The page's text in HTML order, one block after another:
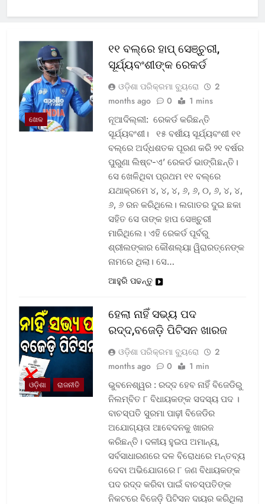
ଖେଳ
୧୧ ବଲ୍‌ରେ ହାପ୍ ସେଞ୍ଚୁରୀ,
ସୂର୍ଯ୍ୟବଂଶୀଙ୍କ ରେକର୍ଡ
ଓଡ଼ିଶା ପରିକ୍ରମା ବ୍ୟୁରୋ
2
months ago
0 1 mins
ନୂଆଦିଲ୍ଲୀ: ରେକର୍ଡ କରିଛନ୍ତି
ସୂର୍ଯ୍ୟବଂଶୀ। ୧୫ ବର୍ଷୀୟ ସୂର୍ଯ୍ୟବଂଶୀ ୧୧
ବଲ୍‌ରେ ଅର୍ଦ୍ଧଶତକ ପୂରଣ କରି ୨୧ ବର୍ଷର
ପୁରୁଣା ଲିଷ୍ଟ-ଏ’ ରେକର୍ଡ ଭାଙ୍ଗିଛନ୍ତି।
ସେ ଖେଳିଥିବା ପ୍ରଥମ ୧୧ ବଲ୍‌ରେ
ଯଥାକ୍ରମେ ୪, ୪, ୪, ୬, ୬, ୦, ୬, ୪, ୪,
୬, ୬ ରନ କରିଥିଲେ। ଲଗାତର ଦୁଇ ଛକା
ସହିତ ସେ ତାଙ୍କ ହାପ ସେଞ୍ଚୁରୀ
ମାରିଥିଲେ। ଏହି ରେକର୍ଡ ପୂର୍ବରୁ
ଶ୍ରୀଲଙ୍କାର କୌଶଲ୍ୟା ୱିରାରତ୍ନେଙ୍କ
ନାମରେ ଥିଲା। ସେ…
ଆହୁରି ପଢନ୍ତୁ
ଓଡ଼ିଶା ରାଜନୀତି
ହେଲା ନାହିଁ ସଭ୍ୟ ପଦ
ରଦ୍ଦ,ବଜେଡ଼ି ପିଟିସନ ଖାରଜ
ଓଡ଼ିଶା ପରିକ୍ରମା ବ୍ୟୁରୋ
2
months ago
0 1 min
ଭୁବନେଶ୍ୱର : ରଦ୍ଦ ହେବ ନାହିଁ ବିଜେଡିରୁ
ନିଲମ୍ବିତ ୮ ବିଧାୟକଙ୍କ ସଦସ୍ୟ ପଦ ।
ବାଚସ୍ପତି ସୁରମା ପାଢ଼ୀ ବିଜେଡିର
ଅଯୋଗ୍ୟତା ଆବେଦନକୁ ଖାରଜ
କରିଛନ୍ତି। ଦଳୀୟ ହୁଇପ ଅମାନ୍ୟ,
ସର୍ବସାଧାରଣରେ ଦଳ ବିରୋଧରେ ମନ୍ତବ୍ୟ
ଦେବା ଅଭିଯୋଗରେ ୮ ଜଣ ବିଧାୟକଙ୍କ
ପଦ ରଦ୍ଦ କରିବା ପାଇଁ ବାଚସ୍ପତିଙ୍କ
ନିକଟରେ ବିଜେଡ଼ି ପିଟିସନ ଦାୟର କରିଥିଲା